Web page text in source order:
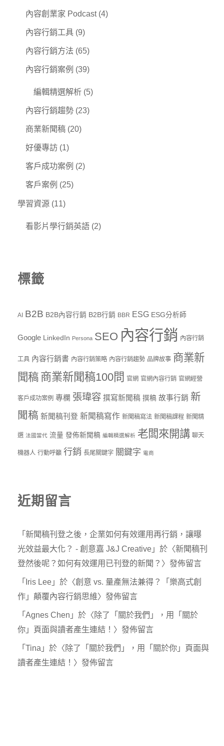
內容創業家 Podcast(4)
內容行銷工具 (9)
內容行銷方法 (65)
內容行銷案例 (39)
編輯精選解析 (5)
內容行銷趨勢 (23)
商業新聞稿 (20)
好優專訪 (1)
客戶成功案例 (2)
客戶案例 (25)
學習資源 (11)
看影片學行銷英語 (2)
標籤
AI B2B B2B內容行銷 B2B行銷 BBR ESG ESG分析師
Google LinkedIn Persona SEO 內容行銷 內容行銷
工具 內容行銷書 內容行銷策略 內容行銷趨勢 品牌故事 商業新
聞稿 商業新聞稿100問 官網 官網內容行銷 官網經營
客戶成功案例 專欄 張瑋容 撰寫新聞稿 撰稿 故事行銷 新
聞稿 新聞稿刊登 新聞稿寫作 新聞稿寫法 新聞稿課程 新聞精
選 法國當代 流量 發佈新聞稿 編輯精選解析 老闆來開講 聊天
機器人 行動呼籲 行銷 長尾關鍵字 關鍵字 電商
近期留言
「 新聞稿刊登之後，企業如何有效運用再行銷，讓曝
光效益最大化？ - 創意嘉 J&J Creative 」於〈新聞稿刊
登然後呢？如何有效運用已刊登的新聞？ 〉發佈留言
「 Iris Lee 」於〈創意 vs. 量產無法兼得？「樂高式創
作」顛覆內容行銷思維〉發佈留言
「 Agnes Chen 」於〈 除了「關於我們」，用「關於
你」頁面與讀者產生連結！ 〉發佈留言
「 Tina 」於〈 除了「關於我們」，用「關於你」頁面與
讀者產生連結！ 〉發佈留言